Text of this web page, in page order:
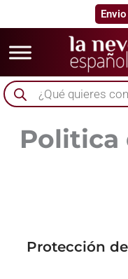
Búsqueda
de
productos
Politica
Protección